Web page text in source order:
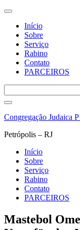
Início
Sobre
Serviço
Rabino
Contato
PARCEIROS
por:
Pular
o
Congregação Judaica
Petrópolis – RJ
Início
Sobre
Serviço
Rabino
Contato
PARCEIROS
Mastebol